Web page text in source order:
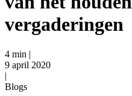
vergaderingen
4 min |
9 april 2020
|
Blogs